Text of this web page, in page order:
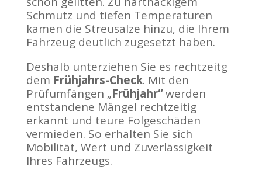
Schmutz und tiefen Temperaturen
kamen die Streusalze hinzu, die Ihrem
Fahrzeug deutlich zugesetzt haben.
Deshalb unterziehen Sie es rechtzeitg
dem Frühjahrs-Check. Mit den
Prüfumfängen „Frühjahr“werden
entstandene Mängel rechtzeitig
erkannt und teure Folgeschäden
vermieden. So erhalten Sie sich
Mobilität, Wert und Zuverlässigkeit
Ihres Fahrzeugs.